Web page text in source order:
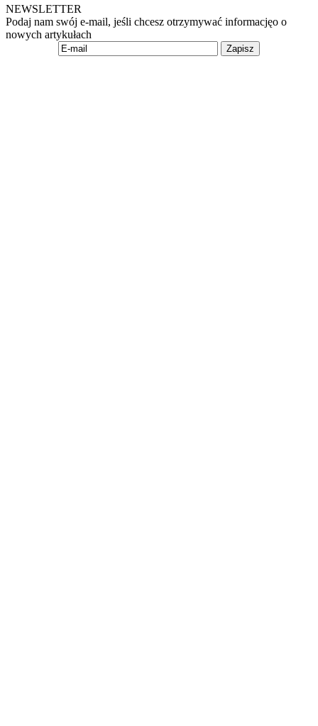
NEWSLETTER
Podaj nam swój e-mail, jeśli chcesz otrzymywać informacjęo o
nowych artykułach
Zapisz